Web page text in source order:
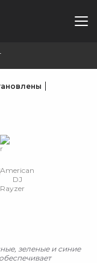
зеленые и синие